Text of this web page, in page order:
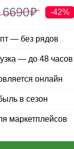
6690p -42%
— без рядов
— до 48 часов
онлайн
в сезон
маркетплейсов